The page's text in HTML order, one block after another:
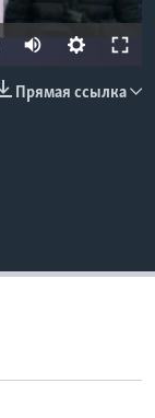
Прямая ссылка